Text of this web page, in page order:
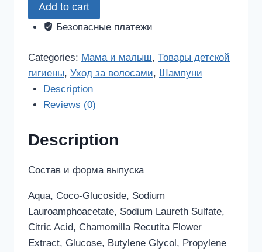
шампунь
детский
гель
2
quantity
Add to cart
Безопасные платежи
Categories: Мама и малыш, Товары детской
гигиены, Уход за волосами, Шампуни
Description
Reviews (0)
Description
Состав и форма выпуска
Aqua, Coco-Glucoside, Sodium
Lauroamphoacetate, Sodium Laureth Sulfate,
Citric Acid, Chamomilla Recutita Flower
Extract, Glucose, Butylene Glycol, Propylene